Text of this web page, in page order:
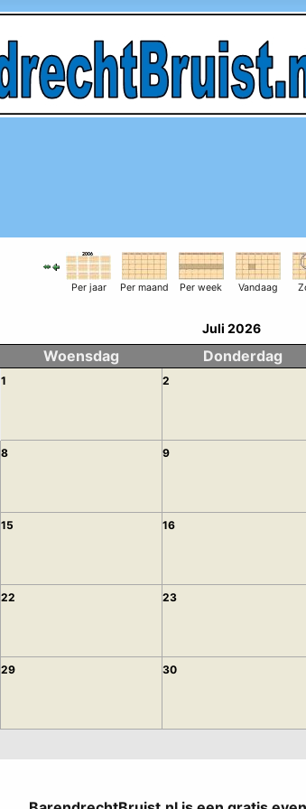
Per jaar Per maand Per week Vandaag
Juli 2026
Woensdag Donderdag
1 2
8 9
15 16
22 23
29 30